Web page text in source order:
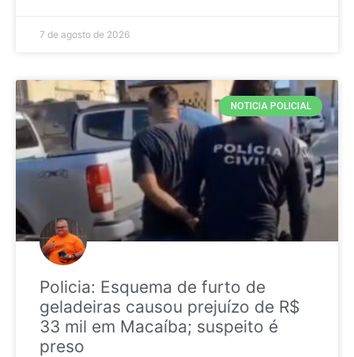
7 de agosto de 2026
NOTICIA POLICIAL
Policia: Esquema de furto de
geladeiras causou prejuízo de R$
33 mil em Macaíba; suspeito é
preso